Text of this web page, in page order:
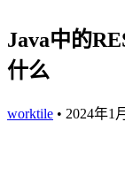
Java中的
什么
worktile • 2024年1